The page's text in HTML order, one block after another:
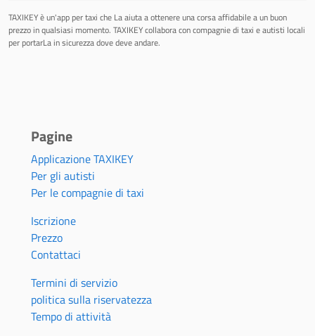
TAXIKEY è un'app per taxi che La aiuta a ottenere una corsa affidabile a un buon
prezzo in qualsiasi momento. TAXIKEY collabora con compagnie di taxi e autisti locali
per portarLa in sicurezza dove deve andare.
Pagine
Applicazione TAXIKEY
Per gli autisti
Per le compagnie di taxi
Iscrizione
Prezzo
Contattaci
Termini di servizio
politica sulla riservatezza
Tempo di attività